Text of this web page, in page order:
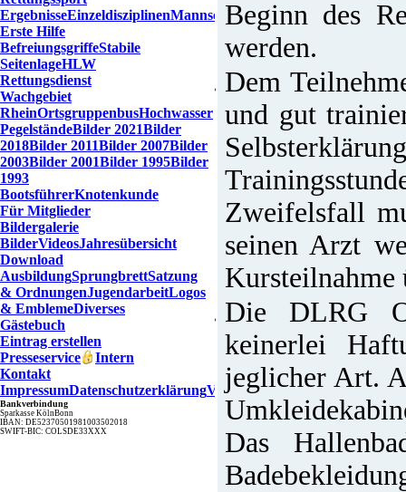
ErgebnisseEinzeldisziplinenMannschaftsdisziplinen
Erste Hilfe
BefreiungsgriffeStabile
SeitenlageHLW
Rettungsdienst
Wachgebiet
RheinOrtsgruppenbusHochwasser
PegelständeBilder 2021Bilder
2018Bilder 2011Bilder 2007Bilder
2003Bilder 2001Bilder 1995Bilder
1993
BootsführerKnotenkunde
Für Mitglieder
Bildergalerie
BilderVideosJahresübersicht
Download
AusbildungSprungbrettSatzung
& OrdnungenJugendarbeitLogos
& EmblemeDiverses
Gästebuch
Eintrag erstellen
Presseservice
Intern
Kontakt
ImpressumDatenschutzerklärungVerfahrensverzeichnis
Bankverbindung
Sparkasse KölnBonn
IBAN: DE52370501981003502018
SWIFT-BIC: COLSDE33XXX
Beginn des
werden.
Dem
und gut
Zweifelsfall
seinen Arzt
Kursteilnahme
Die DLRG
keinerlei
jeglicher Art.
Das